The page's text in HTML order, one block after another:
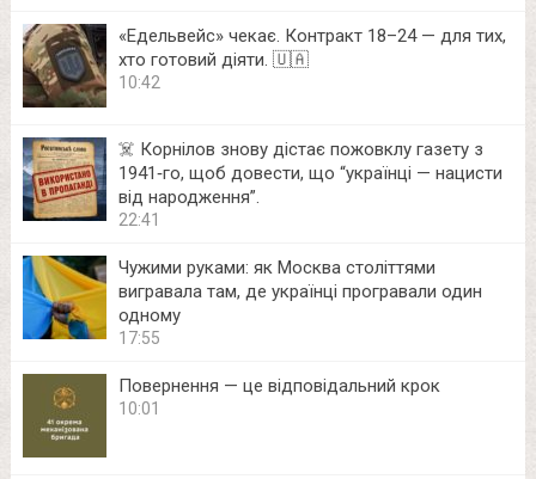
«Едельвейс» чекає. Контракт 18–24 — для тих,
хто готовий діяти. 🇺🇦
10:42
☠️ Корнілов знову дістає пожовклу газету з
1941‑го, щоб довести, що “українці — нацисти
від народження”.
22:41
Чужими руками: як Москва століттями
вигравала там, де українці програвали один
одному
17:55
Повернення — це відповідальний крок
10:01